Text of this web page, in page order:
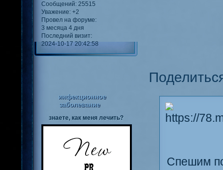
Сообщений: 25515
Уважение: +2
Провел на форуме:
3 месяца 4 дня
Последний визит:
2024-10-17 20:42:58
инфекционное
заболевание
знаете, как меня лечить?
Спешим